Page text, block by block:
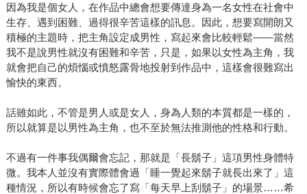
因為我是個女人，在作品中總會想要傳達身為一名女性在社會中
生存、遇到困難、過得很辛苦這樣的訊息。因此，想要寫開朗又
積極的主題時，把主角設定成男性，寫起來會比較輕鬆——當然
我不是說男性就沒有困難和辛苦，只是，如果以女性為主角，我
就會把自己的煩惱或憤怒露骨地投射到作品中，這樣會很難寫出
愉快的東西。
話雖如此，不管是男人或是女人，身為人類的本質都是一樣的，
所以就算是以男性為主角，也不至於無法推測他的性格和行動。
不過有一件事我偶爾會忘記，那就是「長鬍子」這項男性身體特
微。我本人並沒有實際體會過「睡一覺起來鬍子就長出來了」這
種情況，所以有時候會忘了寫「每天早上刮鬍子」的場景……希